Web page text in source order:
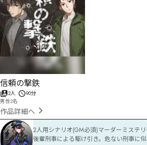
信頼の撃鉄
2人
男性2名
90分
作品詳細へ
2人用シナリオ(GM必須)マーダーミステ
後輩刑事による駆け引き。危ない刑事に似